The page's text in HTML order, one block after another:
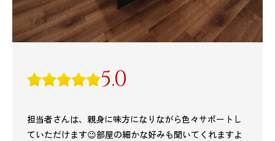
5.0
担当者さんは、親身に味方になりながら色々サポートし
ていただけます😉部屋の細かな好みも聞いてくれますよ